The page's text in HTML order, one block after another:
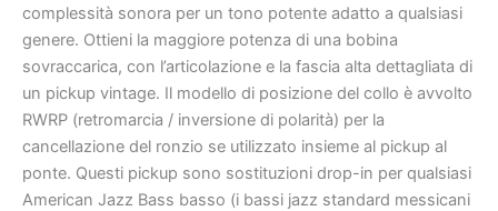
complessità sonora per un tono potente adatto a qualsiasi
genere. Ottieni la maggiore potenza di una bobina
sovraccarica, con l’articolazione e la fascia alta dettagliata di
un pickup vintage. Il modello di posizione del collo è avvolto
RWRP (retromarcia / inversione di polarità) per la
cancellazione del ronzio se utilizzato insieme al pickup al
ponte. Questi pickup sono sostituzioni drop-in per qualsiasi
American Jazz Bass basso (i bassi jazz standard messicani